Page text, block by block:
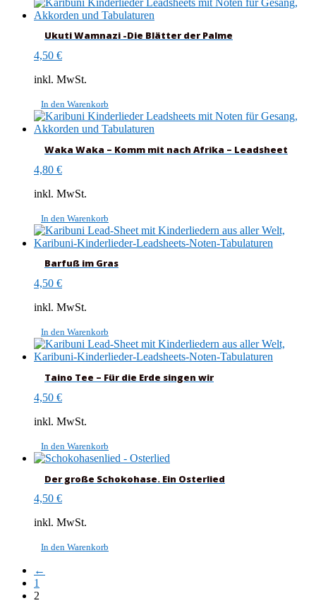
Ukuti Wamnazi -Die Blätter der Palme
4,50 €
inkl. MwSt.
In den Warenkorb
Waka Waka – Komm mit nach Afrika – Leadsheet
4,80 €
inkl. MwSt.
In den Warenkorb
Barfuß im Gras
4,50 €
inkl. MwSt.
In den Warenkorb
Taino Tee – Für die Erde singen wir
4,50 €
inkl. MwSt.
In den Warenkorb
Der große Schokohase. Ein Osterlied
4,50 €
inkl. MwSt.
In den Warenkorb
←
1
2